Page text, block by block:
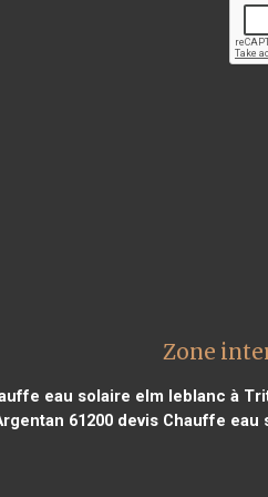
Zone
eau solaire elm leblanc à
61200devis Chauffe eau